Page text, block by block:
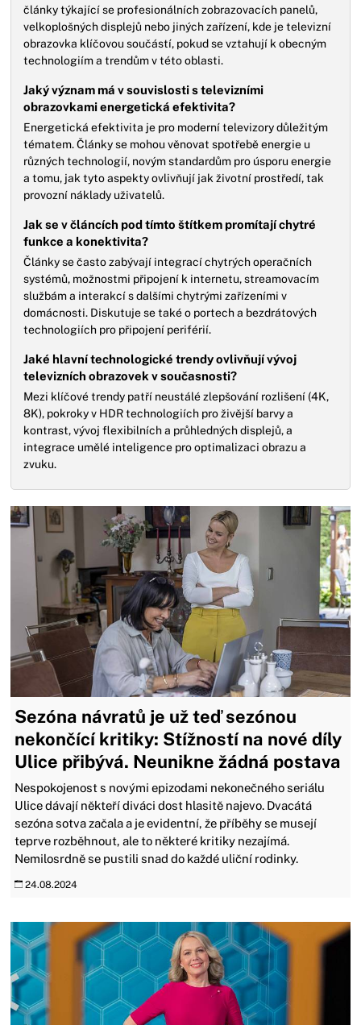
články týkající se profesionálních zobrazovacích panelů,
velkoplošných displejů nebo jiných zařízení, kde je televizní
obrazovka klíčovou součástí, pokud se vztahují k obecným
technologiím a trendům v této oblasti.
Jaký význam má v souvislosti s televizními
obrazovkami energetická efektivita?
Energetická efektivita je pro moderní televizory důležitým
tématem. Články se mohou věnovat spotřebě energie u
různých technologií, novým standardům pro úsporu energie
a tomu, jak tyto aspekty ovlivňují jak životní prostředí, tak
provozní náklady uživatelů.
Jak se v článcích pod tímto štítkem promítají chytré
funkce a konektivita?
Články se často zabývají integrací chytrých operačních
systémů, možnostmi připojení k internetu, streamovacím
službám a interakcí s dalšími chytrými zařízeními v
domácnosti. Diskutuje se také o portech a bezdrátových
technologiích pro připojení periférií.
Jaké hlavní technologické trendy ovlivňují vývoj
televizních obrazovek v současnosti?
Mezi klíčové trendy patří neustálé zlepšování rozlišení (4K,
8K), pokroky v HDR technologiích pro živější barvy a
kontrast, vývoj flexibilních a průhledných displejů, a
integrace umělé inteligence pro optimalizaci obrazu a
zvuku.
Sezóna návratů je už teď sezónou
nekončící kritiky: Stížností na nové díly
Ulice přibývá. Neunikne žádná postava
Nespokojenost s novými epizodami nekonečného seriálu
Ulice dávají někteří diváci dost hlasitě najevo. Dvacátá
sezóna sotva začala a je evidentní, že příběhy se musejí
teprve rozběhnout, ale to některé kritiky nezajímá.
Nemilosrdně se pustili snad do každé uliční rodinky.
24.08.2024